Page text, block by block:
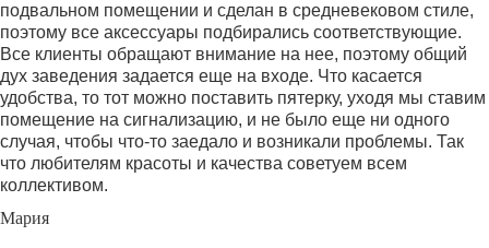
подвальном помещении и сделан в средневековом стиле,
поэтому все аксессуары подбирались соответствующие.
Все клиенты обращают внимание на нее, поэтому общий
дух заведения задается еще на входе. Что касается
удобства, то тот можно поставить пятерку, уходя мы ставим
помещение на сигнализацию, и не было еще ни одного
случая, чтобы что-то заедало и возникали проблемы. Так
что любителям красоты и качества советуем всем
коллективом.
Мария